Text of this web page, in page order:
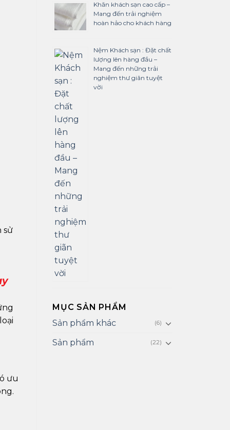
sử
ưu
Khăn khách sạn cao cấp –
Mang đến trải nghiệm
hoàn hảo cho khách hàng
Nệm Khách sạn : Đặt chất
lượng lên hàng đầu –
Mang đến những trải
nghiệm thư giãn tuyệt
vời
MỤC SẢN PHẨM
Sản phẩm khác
(6)
Sản phẩm (22)